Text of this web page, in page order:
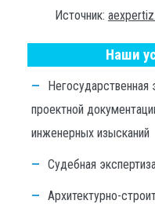
Источник:
Наши
Негосударственная
проектной
инженерных изысканий
Судебная
Архитектурно-